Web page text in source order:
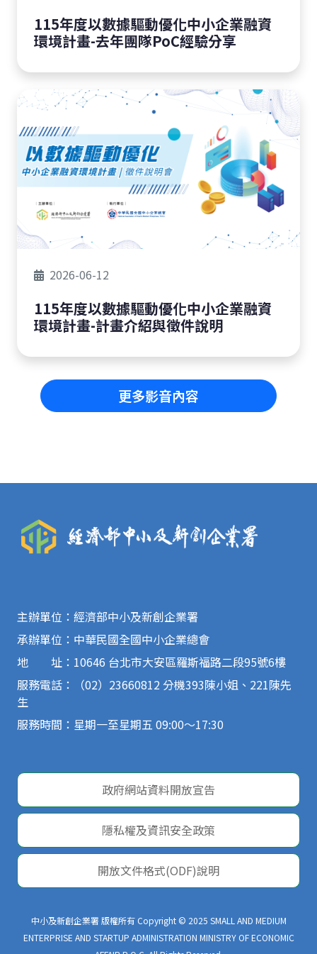
115年度以數據驅動優化中小企業融資
環境計畫-去年團隊PoC經驗分享
2026-06-12
115年度以數據驅動優化中小企業融資
環境計畫-計畫介紹與徵件說明
更多影音內容
主辦單位：經濟部中小及新創企業署
承辦單位：中華民國全國中小企業總會
地 址：10646 台北市大安區羅斯福路二段95號6樓
服務電話：（02）23660812 分機393陳小姐、221陳先
生
服務時間：星期一至星期五 09:00～17:30
政府網站資料開放宣告
隱私權及資訊安全政策
開放文件格式(ODF)說明
中小及新創企業署 版權所有 Copyright © 2025 SMALL AND MEDIUM
ENTERPRISE AND STARTUP ADMINISTRATION MINISTRY OF ECONOMIC